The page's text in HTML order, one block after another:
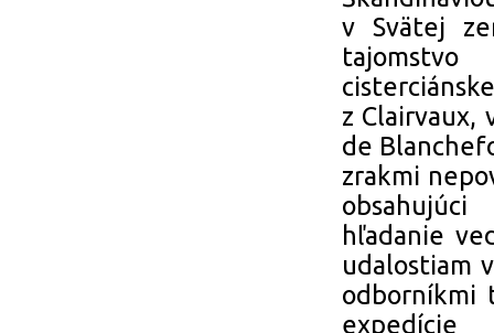
v Svätej
z Clairvaux,
de
zrakmi
hľadanie
udalostiam
odborníkmi
expedície